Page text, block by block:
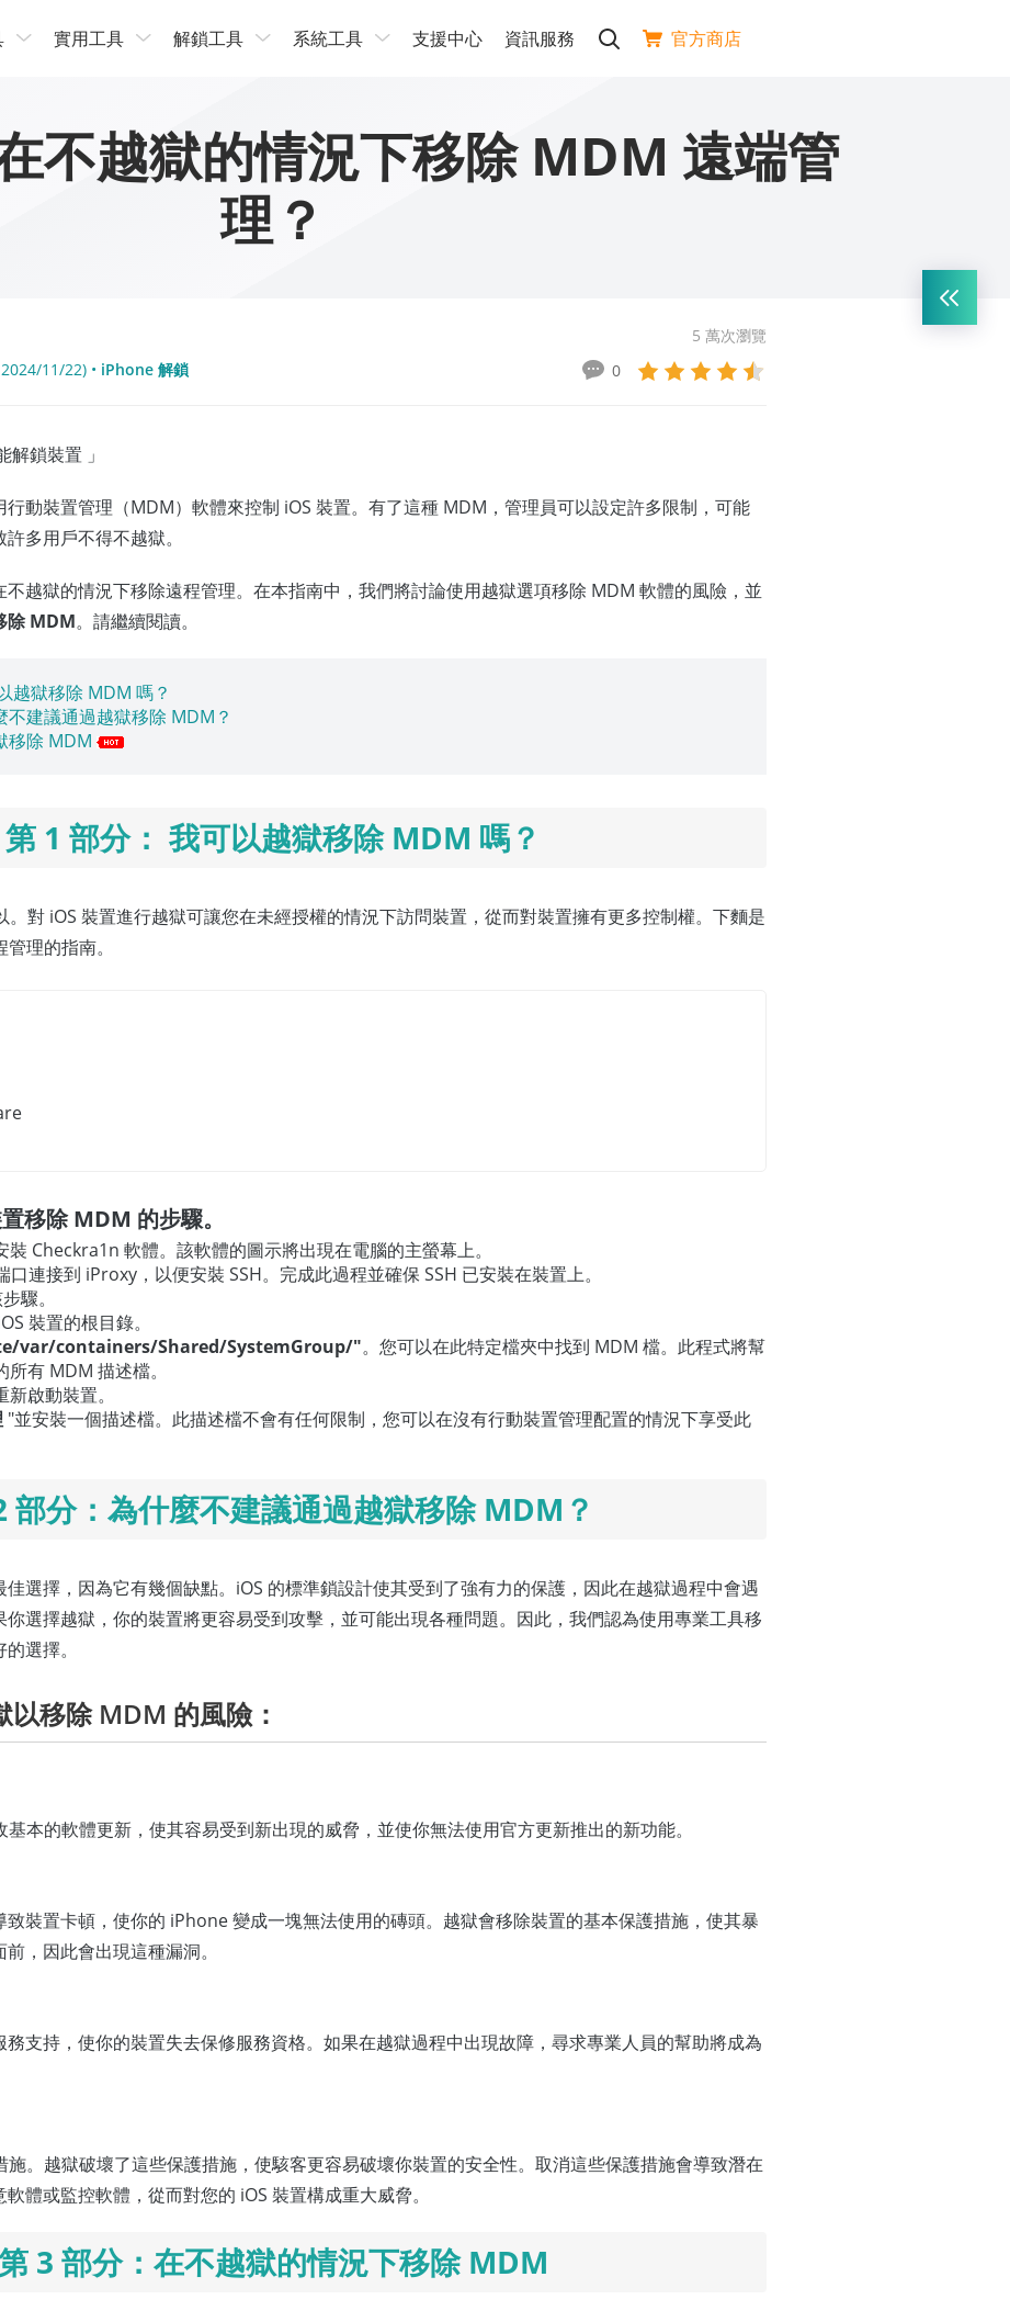
實用工具 解鎖工具 系統工具 支援中心 資訊服務 官方商店
不越獄的情況下移除 MDM 遠端管
理？
11/22) • iPhone 解鎖
5 萬次瀏覽
0
解鎖裝置 」
動裝置管理（MDM）軟體來控制 iOS 裝置。有了這種 MDM，管理員可以設定許多限制，可能
多用戶不得不越獄。
越獄的情況下移除遠程管理。在本指南中，我們將討論使用越獄選項移除 MDM 軟體的風險，並
除 MDM。請繼續閱讀。
越獄移除 MDM 嗎？
不建議通過越獄移除 MDM？
移除 MDM
第 1 部分： 我可以越獄移除 MDM 嗎？
。對 iOS 裝置進行越獄可讓您在未經授權的情況下訪問裝置，從而對裝置擁有更多控制權。下麵是
理的指南。
移除 MDM 的步驟。
Checkra1n 軟體。該軟體的圖示將出現在電腦的主螢幕上。
口連接到 iProxy，以便安裝 SSH。完成此過程並確保 SSH 已安裝在裝置上。
驟。
裝置的根目錄。
var/containers/Shared/SystemGroup/"。您可以在此特定檔夾中找到 MDM 檔。此程式將幫
有 MDM 描述檔。
啟動裝置。
"並安裝一個描述檔。此描述檔不會有任何限制，您可以在沒有行動裝置管理配置的情況下享受此
部分：為什麼不建議通過越獄移除 MDM？
選擇，因為它有幾個缺點。iOS 的標準鎖設計使其受到了強有力的保護，因此在越獄過程中會遇
選擇越獄，你的裝置將更容易受到攻擊，並可能出現各種問題。因此，我們認為使用專業工具移
選擇。
移除 MDM 的風險：
本的軟體更新，使其容易受到新出現的威脅，並使你無法使用官方更新推出的新功能。
裝置卡頓，使你的 iPhone 變成一塊無法使用的磚頭。越獄會移除裝置的基本保護措施，使其暴
，因此會出現這種漏洞。
支持，使你的裝置失去保修服務資格。如果在越獄過程中出現故障，尋求專業人員的幫助將成為
施。越獄破壞了這些保護措施，使駭客更容易破壞你裝置的安全性。取消這些保護措施會導致潛在
體或監控軟體，從而對您的 iOS 裝置構成重大威脅。
3 部分：在不越獄的情況下移除 MDM